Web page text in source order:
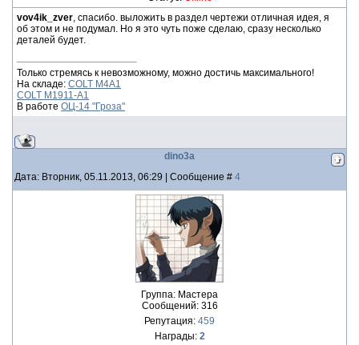
vov4ik_zver, спасибо. выложить в раздел чертежи отличная идея, я
об этом и не подумал. Но я это чуть поже сделаю, сразу несколько
деталей будет.
Только стремясь к невозможному, можно достичь максимального!
На складе: COLT M4A1
COLT M1911-A1
В работе ОЦ-14 "Гроза"
dino3a
Дата: Вторник, 05.11.2013, 06:29 | Сообщение # 4
Группа: Мастера
Сообщений: 316
Репутация: 459
Награды: 2